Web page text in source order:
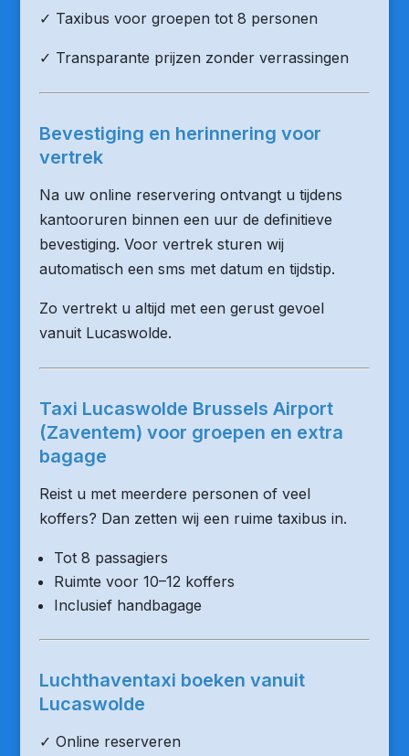
✓ Taxibus voor groepen tot 8 personen
✓ Transparante prijzen zonder verrassingen
Bevestiging en herinnering voor
vertrek
Na uw online reservering ontvangt u tijdens
kantooruren binnen een uur de definitieve
bevestiging. Voor vertrek sturen wij
automatisch een sms met datum en tijdstip.
Zo vertrekt u altijd met een gerust gevoel
vanuit Lucaswolde.
Taxi Lucaswolde Brussels Airport
(Zaventem) voor groepen en extra
bagage
Reist u met meerdere personen of veel
koffers? Dan zetten wij een ruime taxibus in.
Tot 8 passagiers
Ruimte voor 10–12 koffers
Inclusief handbagage
Luchthaventaxi boeken vanuit
Lucaswolde
✓ Online reserveren